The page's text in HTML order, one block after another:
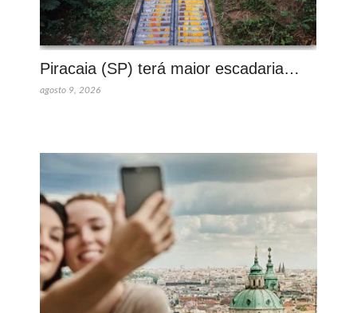
Piracaia (SP) terá maior escadaria…
agosto 9, 2026